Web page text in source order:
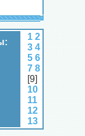
1 2
3 4
5 6
7 8
[9]
10
11
12
13